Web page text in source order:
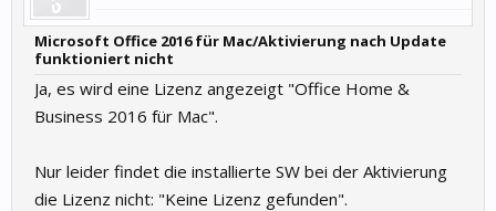
Microsoft Office 2016 für Mac/Aktivierung nach Update
funktioniert nicht
Ja, es wird eine Lizenz angezeigt "Office Home &
Business 2016 für Mac".
Nur leider findet die installierte SW bei der Aktivierung
die Lizenz nicht: "Keine Lizenz gefunden".